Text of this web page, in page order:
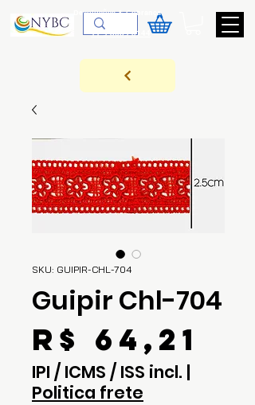
Devoluções & Cobrança
11-9-3089-3144
SKU: GUIPIR-CHL-704
Guipir Chl-704
R$ 64,21
IPI / ICMS / ISS incl. |
Politica frete